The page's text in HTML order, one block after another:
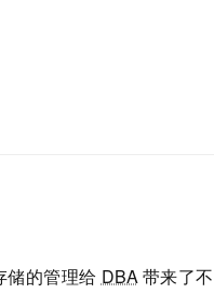
储的管理给 DBA带来了不